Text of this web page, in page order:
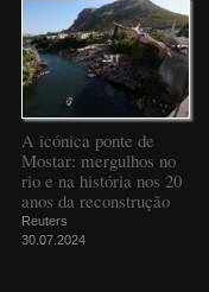
A icónica ponte de
Mostar: mergulhos no
rio e na história nos 20
anos da reconstrução
Reuters
30.07.2024